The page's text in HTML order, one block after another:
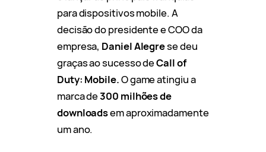
para dispositivos mobile. A
decisão do presidente e COO da
empresa, Daniel Alegrese deu
graças ao sucesso deCall of
Duty: Mobile.O game atingiu a
marca de300 milhões de
downloadsem aproximadamente
um ano.